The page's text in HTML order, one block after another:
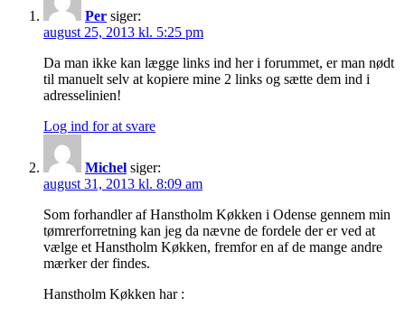
Per siger:
august 25, 2013 kl. 5:25 pm
Da man ikke kan lægge links ind her i forummet, er man nødt
til manuelt selv at kopiere mine 2 links og sætte dem ind i
adresselinien!
Log ind for at svare
Michel siger:
august 31, 2013 kl. 8:09 am
Som forhandler af Hanstholm Køkken i Odense gennem min
tømrerforretning kan jeg da nævne de fordele der er ved at
vælge et Hanstholm Køkken, fremfor en af de mange andre
mærker der findes.
Hanstholm Køkken har :